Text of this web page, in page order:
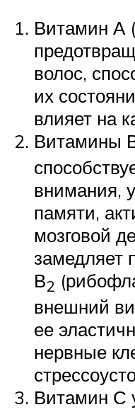
Витамин А
волос,
их
влияет на
Витамины
внимания,
памяти,
мозговой
замедляет
В2
внешний
ее
нервные
Витамин С